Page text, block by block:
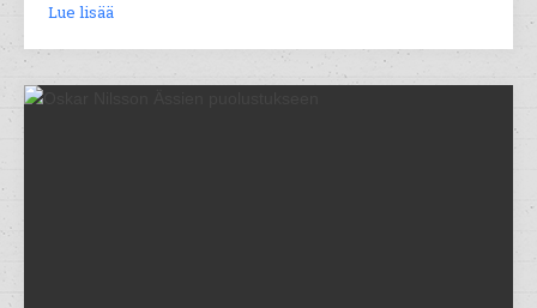
Lue lisää